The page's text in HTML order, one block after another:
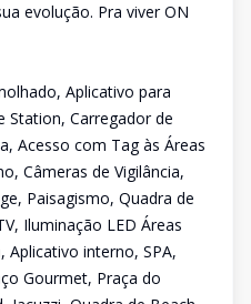
evolução. Pra viver ON
Aplicativo para
Station, Carregador de
Acesso com Tag às Áreas
Câmeras de Vigilância,
Paisagismo, Quadra de
Iluminação LED Áreas
Aplicativo interno, SPA,
Gourmet, Praça do